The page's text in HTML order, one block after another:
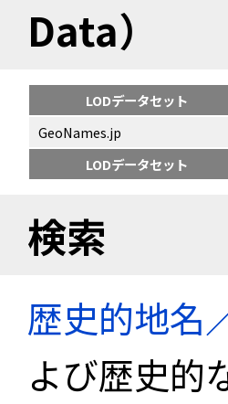
Data）
LODデータセット
GeoNames.jp
LODデータセット
検索
歴史的地名
よび歴史的